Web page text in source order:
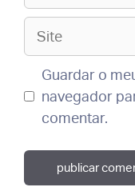
Site
Guardar o
navegador
comentar.